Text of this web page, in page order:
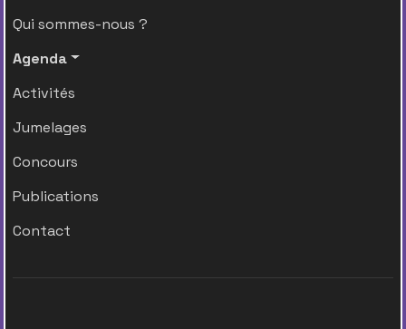
Qui sommes-nous ?
Agenda
Activités
Jumelages
Concours
Publications
Contact